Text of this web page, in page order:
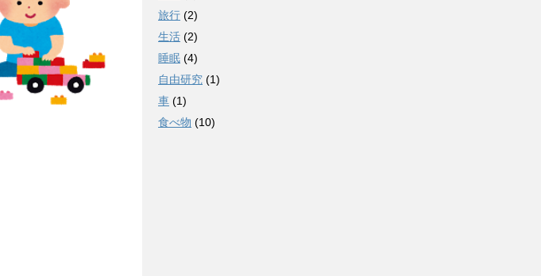
旅行 (2)
生活 (2)
睡眠 (4)
自由研究 (1)
車 (1)
食べ物 (10)